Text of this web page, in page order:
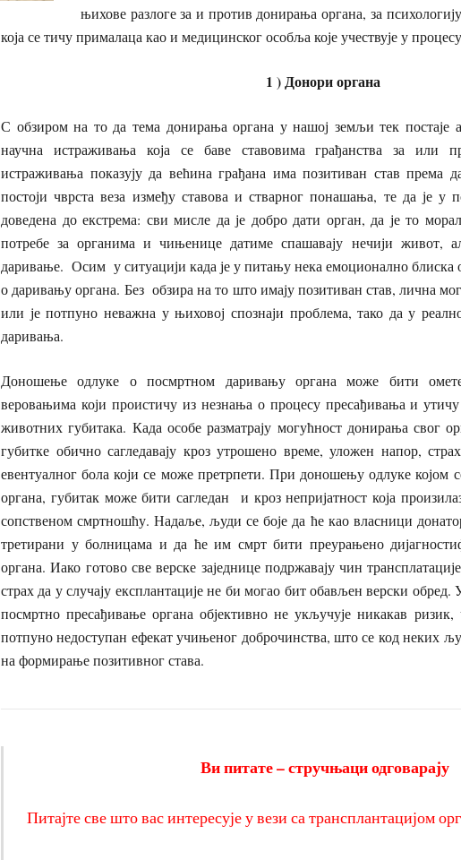
њихове разлоге за и против донирања органа, за
која се тичу прималаца као и медицинског особља које учествује у
1 ) Донори органа
С обзиром на то да тема донирања органа у нашој земљи тек постаје
научна истраживања која се баве ставовима грађанства за или
истраживања показују да већина грађана има позитиван став према
постоји чврста веза између ставова и стварног понашања, те да је у
доведена до екстрема: сви мисле да је добро дати орган, да је то
потребе за органима и чињенице датиме спашавају нечији живот,
даривање. Осим у ситуацији када је у питању нека емоционално блиска
о даривању органа. Без обзира на то што имају позитиван став, лична
или је потпуно неважна у њиховој спознаји проблема, тако да у
даривања.
Доношење одлуке о посмртном даривању органа може бити
веровањима који проистичу из незнања о процесу пресађивања и
животних губитака. Када особе разматрају могућност донирања свог
губитке обично сагледавају кроз утрошено време, уложен напор,
евентуалног бола који се може претрпети. При доношењу одлуке којом
органа, губитак може бити сагледан и кроз непријатност која
сопственом смртношћу. Надаље, људи се боје да ће као власници
третирани у болницама и да ће им смрт бити преурањено
органа. Иако готово све верске заједнице подржавају чин
страх да у случају експлантације не би могао бит обављен верски
посмртно пресађивање органа објективно не укључује никакав
потпуно недоступан ефекат учињеног доброчинства, што се код неких
на формирање позитивног става.
Ви питате – стручњаци одговарају
Питајте све што вас интересује у вези са трансплантацијом